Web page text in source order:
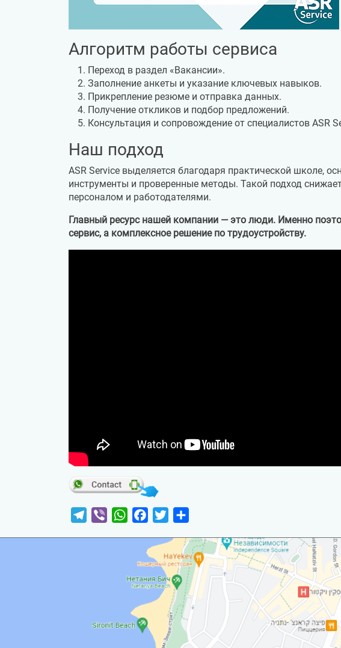
Алгоритм работы сервиса
Переход в раздел «Вакансии».
Заполнение анкеты и указание ключевых навыков.
Прикрепление резюме и отправка данных.
Получение откликов и подбор предложений.
Консультация и сопровождение от специалистов ASR
Наш подход
ASR Service выделяется благодаря практической школе,
инструменты и проверенные методы. Такой подход
персоналом и работодателями.
Главный ресурс нашей компании — это люди. Именно
сервис, а комплексное решение по трудоустройству.
Telegram
Viber WhatsAppFacebook
Twitter